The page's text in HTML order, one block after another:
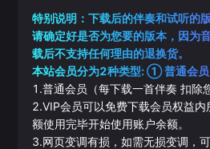
特别说明：下载后的伴奏和试听的
请确定好是否为您要的版本，因为
载后不支持任何理由的退换货。
本站会员分为2种类型: ① 普通会
1.普通会员（每下载一首伴奏 扣除
2.VIP会员可以免费下载会员权益
额使用完毕开始使用账户余额。
3.网页变调有损，如需无损变调，